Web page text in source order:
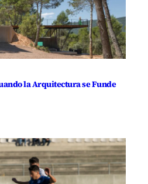
la Arquitectura se Funde